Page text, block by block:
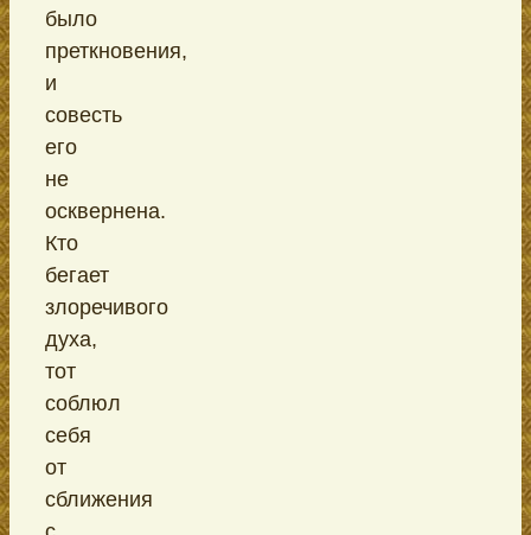
было
преткновения,
и
совесть
его
не
осквернена.
Кто
бегает
злоречивого
духа,
тот
соблюл
себя
от
сближения